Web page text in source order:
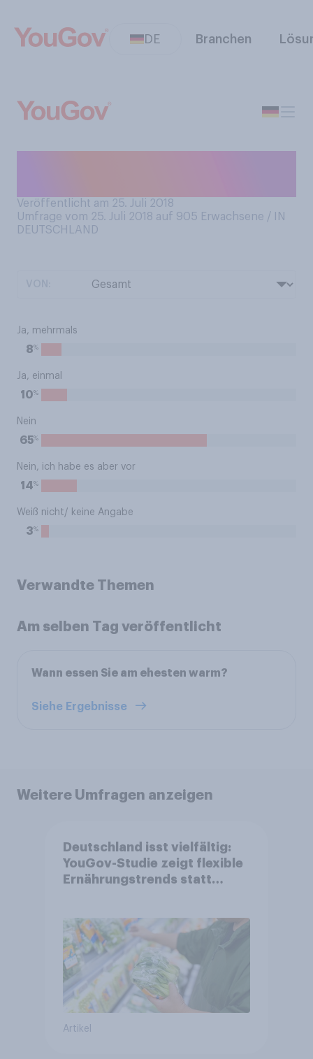
DE Branchen
Veröffentlicht am 25. Juli 2018
Umfrage vom 25. Juli 2018 auf 905 Erwachsene / IN
DEUTSCHLAND
Ja, mehrmals
8%
Ja, einmal
10%
Nein
65%
Nein, ich habe es aber vor
14%
Weiß nicht/ keine Angabe
3%
Verwandte Themen
Am selben Tag veröffentlicht
Wann essen Sie am ehesten warm?
Siehe Ergebnisse
Weitere Umfragen anzeigen
Deutschland isst vielfältig:
YouGov-Studie zeigt flexible
Ernährungstrends statt
Artikel